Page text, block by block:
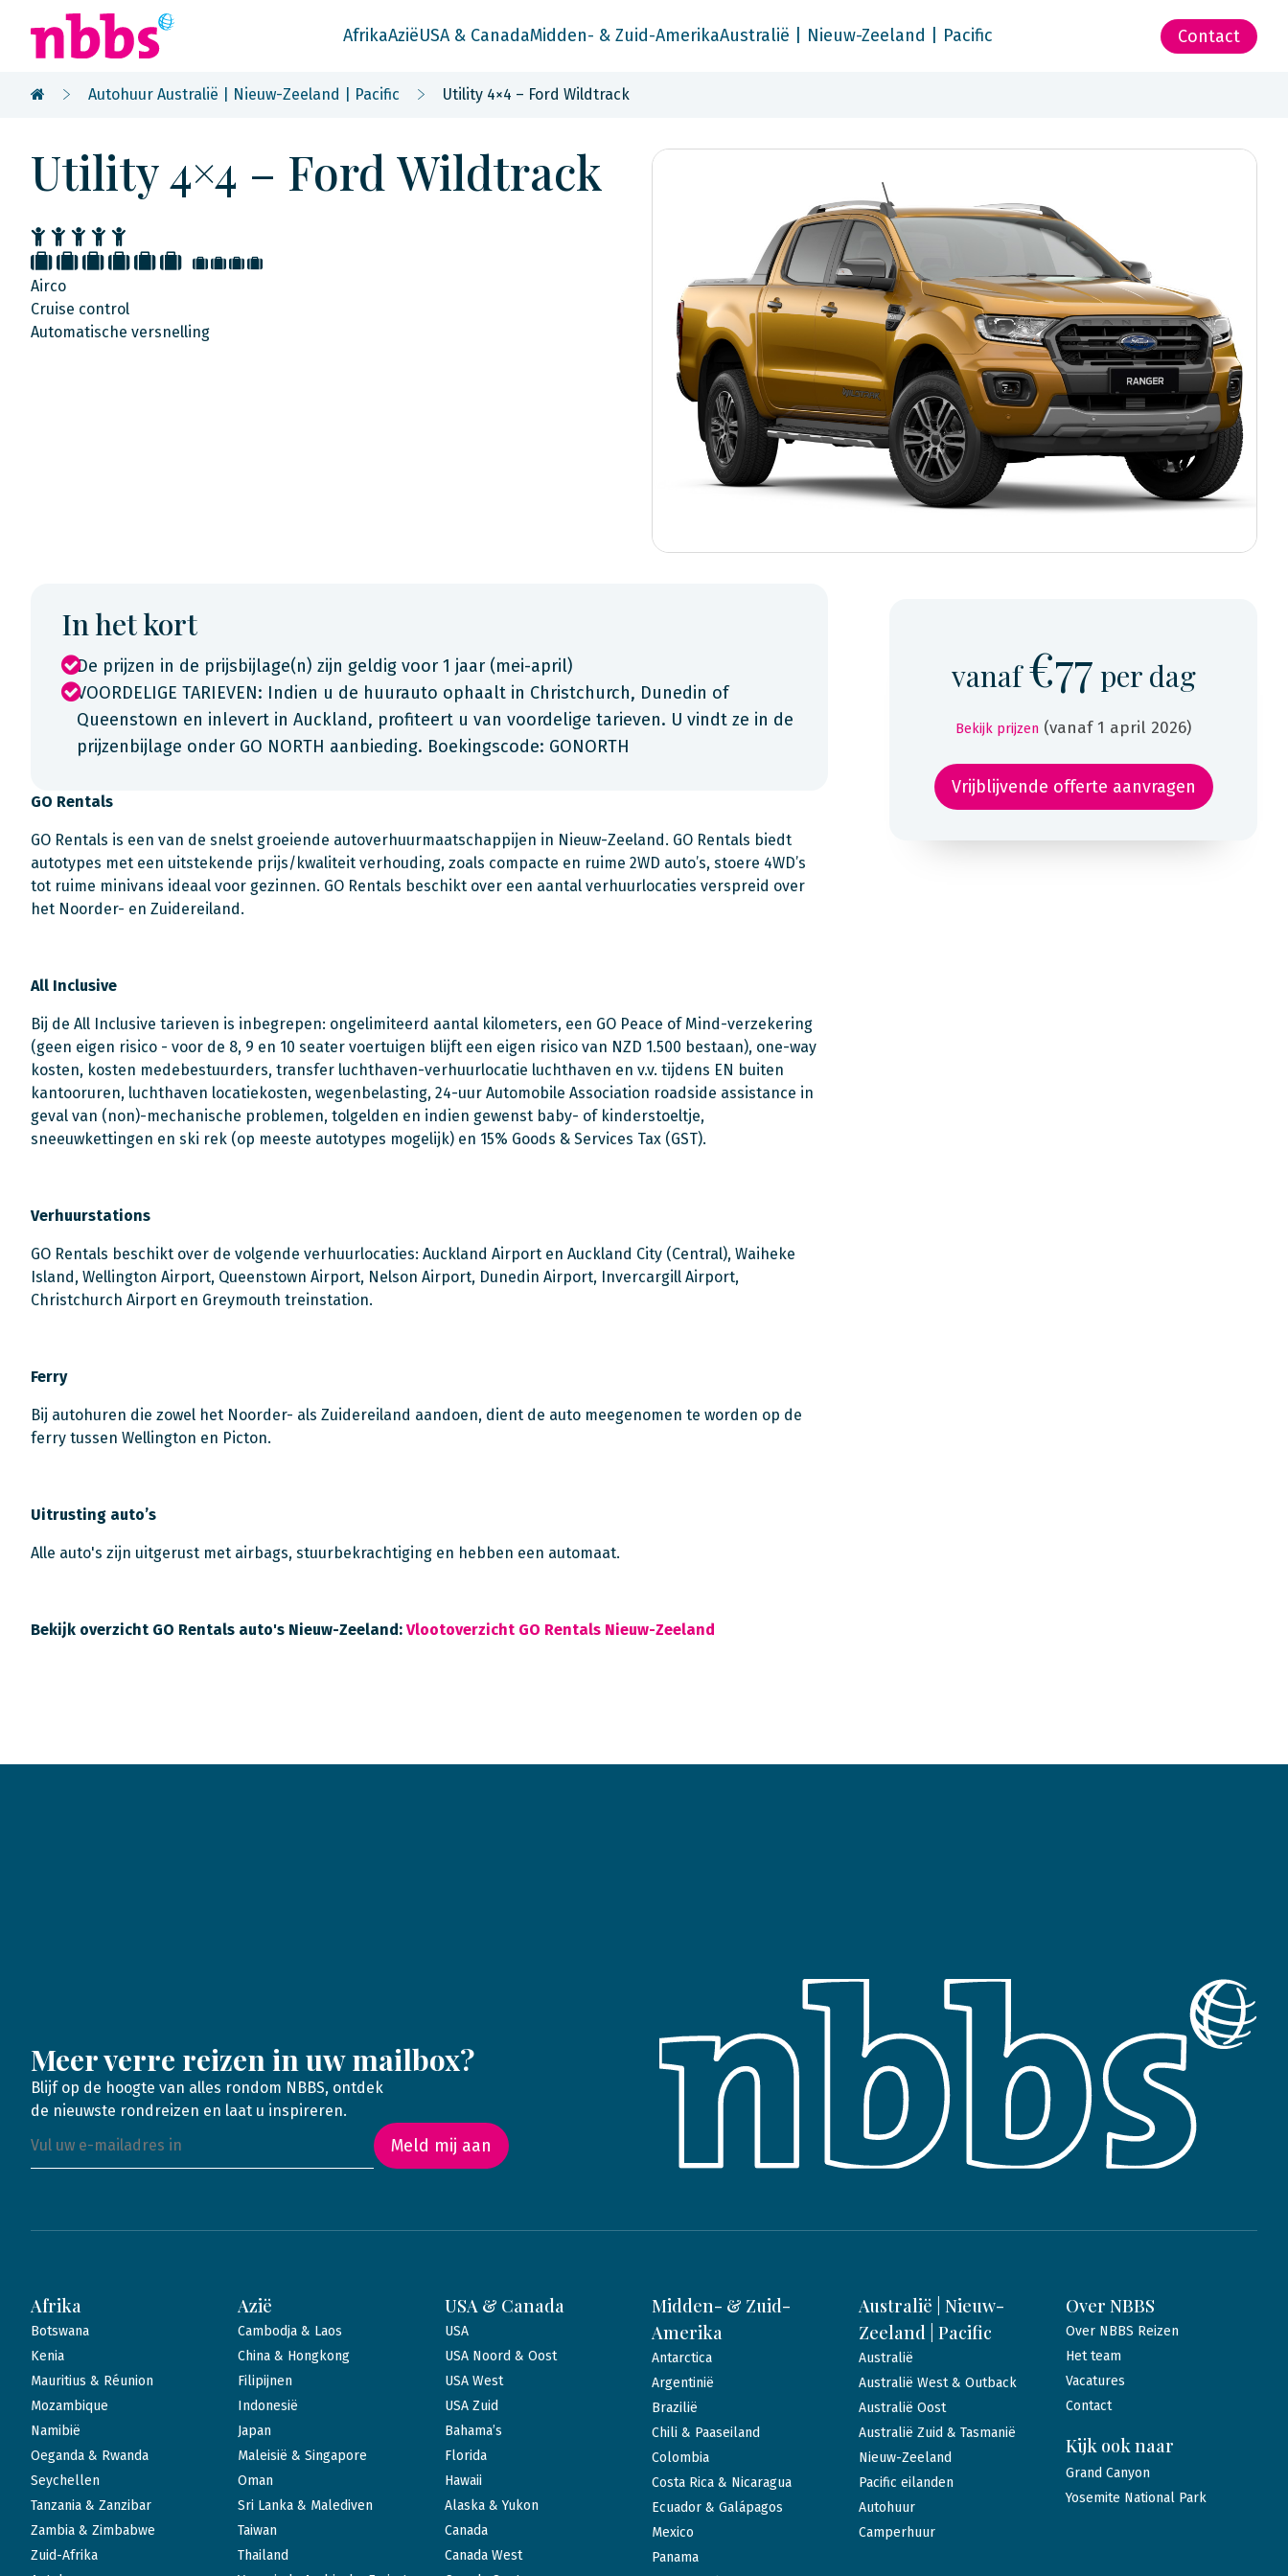
AfrikaAziëUSA & CanadaMidden- & Zuid-AmerikaAustralië | Nieuw-Zeeland | Pacific Contact
Autohuur Australië | Nieuw-Zeeland | Pacific Utility 4×4 – Ford Wildtrack
Utility 4×4 – Ford Wildtrack
Airco
Cruise control
Automatische versnelling
In het kort
De prijzen in de prijsbijlage(n) zijn geldig voor 1 jaar (mei-april)
VOORDELIGE TARIEVEN: Indien u de huurauto ophaalt in Christchurch, Dunedin of
Queenstown en inlevert in Auckland, profiteert u van voordelige tarieven. U vindt ze in de
prijzenbijlage onder GO NORTH aanbieding. Boekingscode: GONORTH
GO Rentals
GO Rentals is een van de snelst groeiende autoverhuurmaatschappijen in Nieuw-Zeeland. GO Rentals biedt
autotypes met een uitstekende prijs/kwaliteit verhouding, zoals compacte en ruime 2WD auto’s, stoere 4WD’s
tot ruime minivans ideaal voor gezinnen. GO Rentals beschikt over een aantal verhuurlocaties verspreid over
het Noorder- en Zuidereiland.
All Inclusive
Bij de All Inclusive tarieven is inbegrepen: ongelimiteerd aantal kilometers, een GO Peace of Mind-verzekering
(geen eigen risico - voor de 8, 9 en 10 seater voertuigen blijft een eigen risico van NZD 1.500 bestaan), one-way
kosten, kosten medebestuurders, transfer luchthaven-verhuurlocatie luchthaven en v.v. tijdens EN buiten
kantooruren, luchthaven locatiekosten, wegenbelasting, 24-uur Automobile Association roadside assistance in
geval van (non)-mechanische problemen, tolgelden en indien gewenst baby- of kinderstoeltje,
sneeuwkettingen en ski rek (op meeste autotypes mogelijk) en 15% Goods & Services Tax (GST).
Verhuurstations
GO Rentals beschikt over de volgende verhuurlocaties: Auckland Airport en Auckland City (Central), Waiheke
Island, Wellington Airport, Queenstown Airport, Nelson Airport, Dunedin Airport, Invercargill Airport,
Christchurch Airport en Greymouth treinstation.
Ferry
Bij autohuren die zowel het Noorder- als Zuidereiland aandoen, dient de auto meegenomen te worden op de
ferry tussen Wellington en Picton.
Uitrusting auto’s
Alle auto's zijn uitgerust met airbags, stuurbekrachtiging en hebben een automaat.
Bekijk overzicht GO Rentals auto's Nieuw-Zeeland: Vlootoverzicht GO Rentals Nieuw-Zeeland
vanaf€77 per dag
Bekijk prijzen (vanaf 1 april 2026)
Vrijblijvende offerte aanvragen
Meer verre reizen in uw mailbox?
Blijf op de hoogte van alles rondom NBBS, ontdek
de nieuwste rondreizen en laat u inspireren.
Meld mij aan
Afrika
Botswana
Kenia
Mauritius & Réunion
Mozambique
Namibië
Oeganda & Rwanda
Seychellen
Tanzania & Zanzibar
Zambia & Zimbabwe
Zuid-Afrika
Azië
Cambodja & Laos
China & Hongkong
Filipijnen
Indonesië
Japan
Maleisië & Singapore
Oman
Sri Lanka & Malediven
Taiwan
Thailand
USA & Canada
USA
USA Noord & Oost
USA West
USA Zuid
Bahama’s
Florida
Hawaii
Alaska & Yukon
Canada
Canada West
Midden- & Zuid-
Amerika
Antarctica
Argentinië
Brazilië
Chili & Paaseiland
Colombia
Costa Rica & Nicaragua
Ecuador & Galápagos
Mexico
Panama
Australië | Nieuw-
Zeeland | Pacific
Australië
Australië West & Outback
Australië Oost
Australië Zuid & Tasmanië
Nieuw-Zeeland
Pacific eilanden
Autohuur
Camperhuur
Over NBBS
Over NBBS Reizen
Het team
Vacatures
Contact
Kijk ook naar
Grand Canyon
Yosemite National Park